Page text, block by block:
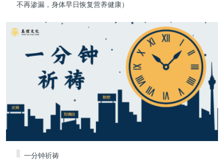
不再渗漏，身体早日恢复营养健康）
一分钟祈祷